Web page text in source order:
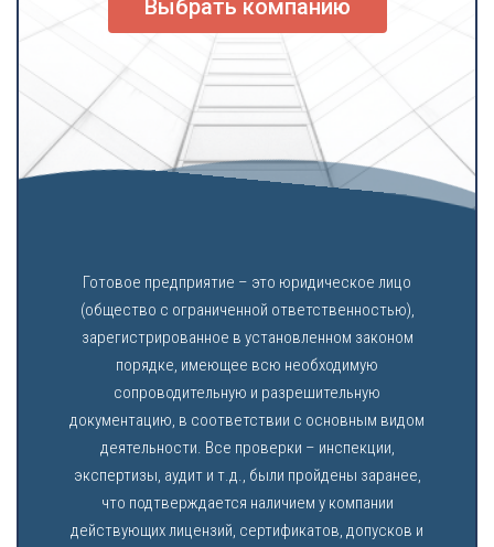
Выбрать компанию
Готовое предприятие – это юридическое лицо
(общество с ограниченной ответственностью),
зарегистрированное в установленном законом
порядке, имеющее всю необходимую
сопроводительную и разрешительную
документацию, в соответствии с основным видом
деятельности. Все проверки – инспекции,
экспертизы, аудит и т.д., были пройдены заранее,
что подтверждается наличием у компании
действующих лицензий, сертификатов, допусков и